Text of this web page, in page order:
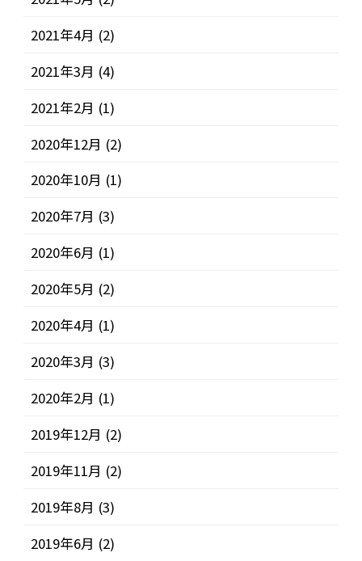
2021年4月 (2)
2021年3月 (4)
2021年2月 (1)
2020年12月 (2)
2020年10月 (1)
2020年7月 (3)
2020年6月 (1)
2020年5月 (2)
2020年4月 (1)
2020年3月 (3)
2020年2月 (1)
2019年12月 (2)
2019年11月 (2)
2019年8月 (3)
2019年6月 (2)